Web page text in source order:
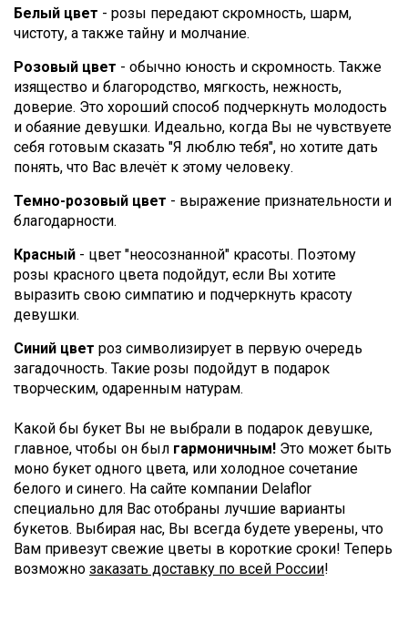
Белый цвет - розы передают скромность, шарм,
чистоту, а также тайну и молчание.
Розовый цвет - обычно юность и скромность. Также
изящество и благородство, мягкость, нежность,
доверие. Это хороший способ подчеркнуть молодость
и обаяние девушки. Идеально, когда Вы не чувствуете
себя готовым сказать "Я люблю тебя", но хотите дать
понять, что Вас влечёт к этому человеку.
Темно-розовый цвет - выражение признательности и
благодарности.
Красный - цвет "неосознанной" красоты. Поэтому
розы красного цвета подойдут, если Вы хотите
выразить свою симпатию и подчеркнуть красоту
девушки.
Синий цвет роз символизирует в первую очередь
загадочность. Такие розы подойдут в подарок
творческим, одаренным натурам.
Какой бы букет Вы не выбрали в подарок девушке,
главное, чтобы он был гармоничным! Это может быть
моно букет одного цвета, или холодное сочетание
белого и синего. На сайте компании Delaflor
специально для Вас отобраны лучшие варианты
букетов. Выбирая нас, Вы всегда будете уверены, что
Вам привезут свежие цветы в короткие сроки! Теперь
возможно заказать доставку по всей России!